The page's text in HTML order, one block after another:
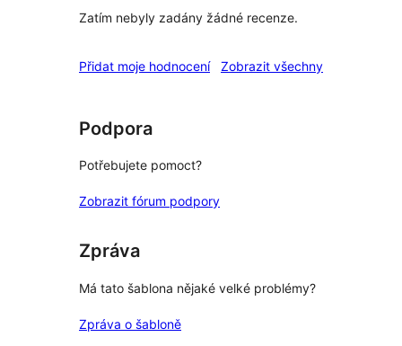
Zatím nebyly zadány žádné recenze.
Přidat moje hodnocení Zobrazit všechnyrecenze
Podpora
Potřebujete pomoct?
Zobrazit fórum podpory
Zpráva
Má tato šablona nějaké velké problémy?
Zpráva o šabloně